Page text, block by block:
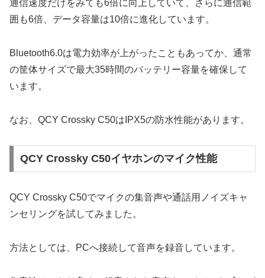
通信速度だけをみても6倍に向上していて、さらに通信範
囲も6倍、データ容量は10倍に進化しています。
Bluetooth6.0は電力効率が上がったこともあってか、通常
の筐体サイズで最大35時間のバッテリー容量を確保して
います。
なお、QCY Crossky C50はIPX5の防水性能があります。
QCY Crossky C50イヤホンのマイク性能
QCY Crossky C50でマイクの集音声や通話用ノイズキャ
ンセリングを試してみました。
方法としては、PCへ接続して音声を録音しています。